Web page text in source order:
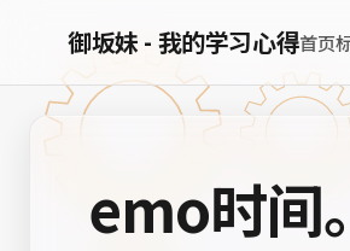
御坂妹 - 我的学习心得首页
emo时间。